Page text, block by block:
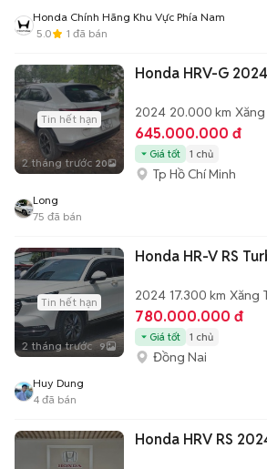
Honda Chính Hãng Khu Vực Phía Nam
5.0
1 đã bán
Tin hết hạn
2 tháng trước 20
Honda HRV-G
2024 20.000 km Xăng
645.000.000 đ
Giá tốt 1 chủ
Tp Hồ Chí Minh
Long
75 đã bán
Tin hết hạn
2 tháng trước 9
Honda HR-V RS
2024 17.300 km Xăng
780.000.000 đ
Giá tốt 1 chủ
Đồng Nai
Huy Dung
4 đã bán
Honda HRV RS